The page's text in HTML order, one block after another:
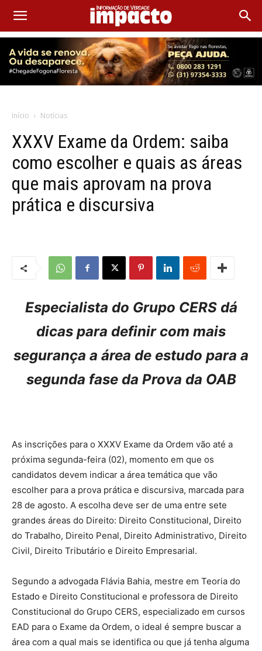
Início Notícias
XXXV Exame da Ordem: saiba
como escolher e quais as áreas
que mais aprovam na prova
prática e discursiva
Especialista do Grupo CERS dá
dicas para definir com mais
segurança a área de estudo para a
segunda fase da Prova da OAB
As inscrições para o XXXV Exame da Ordem vão até a
próxima segunda-feira (02), momento em que os
candidatos devem indicar a área temática que vão
escolher para a prova prática e discursiva, marcada para
28 de agosto. A escolha deve ser de uma entre sete
grandes áreas do Direito: Direito Constitucional, Direito
do Trabalho, Direito Penal, Direito Administrativo, Direito
Civil, Direito Tributário e Direito Empresarial.
Segundo a advogada Flávia Bahia, mestre em Teoria do
Estado e Direito Constitucional e professora de Direito
Constitucional do Grupo CERS, especializado em cursos
EAD para o Exame da Ordem, o ideal é sempre buscar a
área com a qual mais se identifica ou que já tenha alguma